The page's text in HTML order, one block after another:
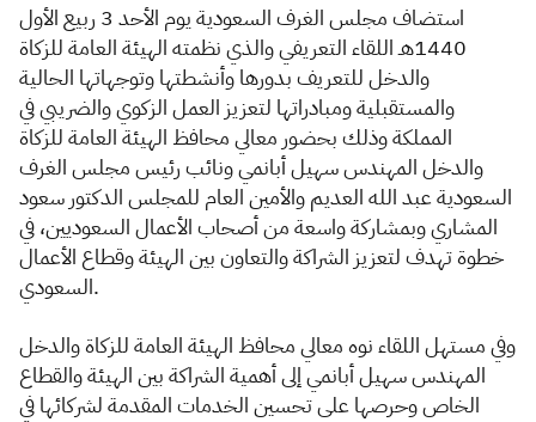
ا
ستضاف مجلس الغرف السعودية يوم الأحد 3 ربيع الأول
1440هـ اللقاء التعريفي والذي نظمته الهيئة العامة للزكاة
والدخل للتعريف بدورها وأنشطتها وتوجهاتها الحالية
والمستقبلية ومبادراتها لتعزيز العمل الزكوي والضريبي في
المملكةوذلك بحضور معالي محافظ الهيئة العامة للزكاة
والدخل المهندس سهيل أبانمي ونائب رئيس مجلس الغرف
السعودية عبد الله العديم والأمين العام للمجلس الدكتور سعود
المشاري وبمشاركة واسعة من أصحاب الأعمال السعوديين، في
خطوة تهدف لتعزيز الشراكة والتعاون بين الهيئة وقطاع الأعمال
السعودي.
وفي مستهل اللقاء نوه معالي محافظ الهيئة العامة للزكاة والدخل
المهندس سهيل أبانمي إلى أهمية الشراكة بين الهيئة والقطاع
الخاص وحرصها على تحسين الخدمات المقدمة لشركائها في